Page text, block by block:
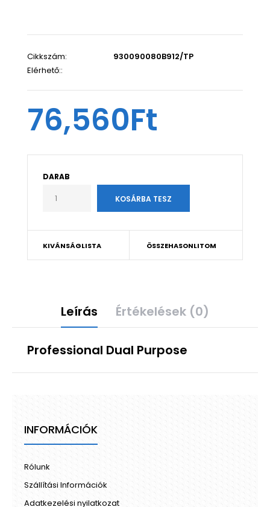
Cikkszám:
930090080B912/TP
Elérhető::
76,560Ft
DARAB
KIVÁNSÁGLISTA ÖSSZEHASONLITOM
Leírás Értékelések (0)
Professional Dual Purpose
INFORMÁCIÓK
Rólunk
Szállítási Információk
Adatkezelési nyilatkozat